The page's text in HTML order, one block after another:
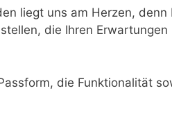
liegt uns am Herzen, denn
die Ihren Erwartungen
die Funktionalität